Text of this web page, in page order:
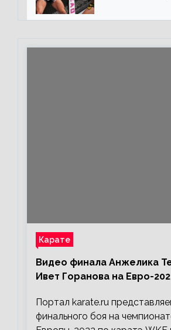
каждом бою, а
Карате
Видео финала Анжелика
Ивет Горанова на Евро-
Портал karate.ru
финального боя на